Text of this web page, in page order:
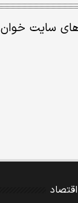
های سایت خوان